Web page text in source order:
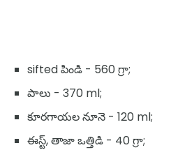
sifted పిండి - 560 గ్రా;
పాలు - 370 ml;
కూరగాయల నూనె - 120 ml;
ఈస్ట్, తాజా ఒత్తిడి - 40 గ్రా;